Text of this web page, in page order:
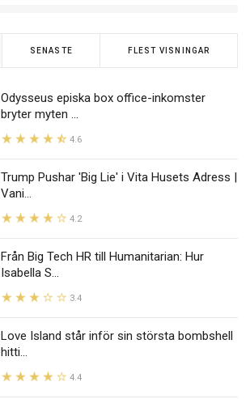
SENASTE FLEST VISNINGAR
Odysseus episka box office-inkomster
bryter myten ...
4.6
Trump Pushar 'Big Lie' i Vita Husets Adress |
Vani...
4.2
Från Big Tech HR till Humanitarian: Hur
Isabella S...
3.4
Love Island står inför sin största bombshell
hitti...
4.4